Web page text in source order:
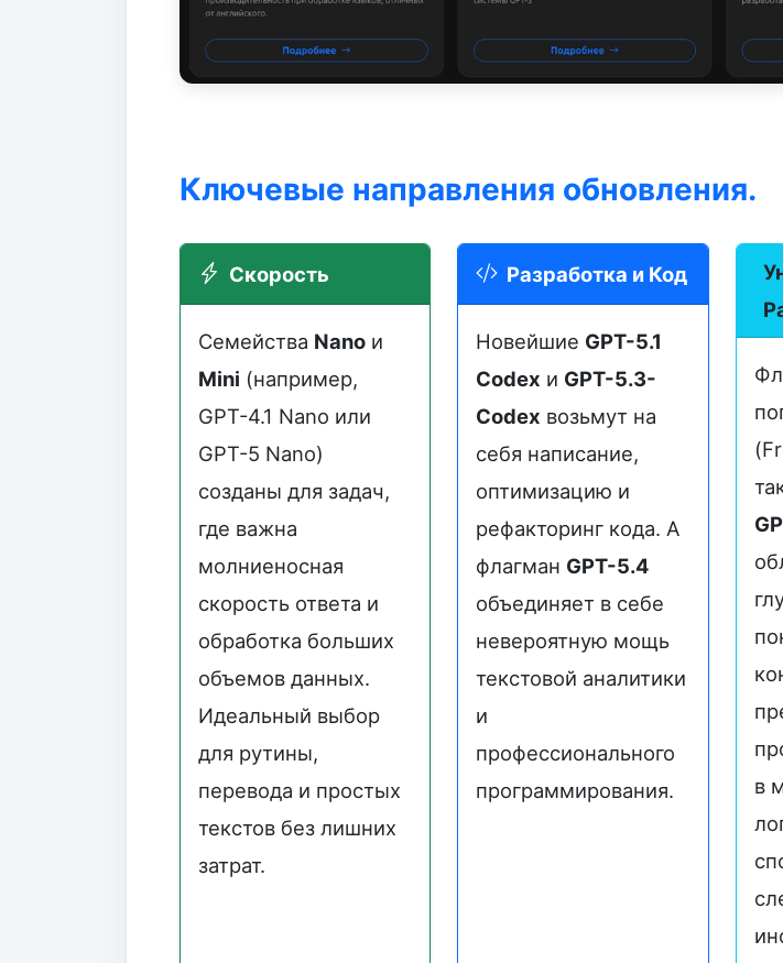
Ключевые направления обновления.
Скорость
Семейства Nano и
Mini (например,
GPT-4.1 Nano или
GPT-5 Nano)
созданы для задач,
где важна
молниеносная
скорость ответа и
обработка больших
объемов данных.
Идеальный выбор
для рутины,
перевода и простых
текстов без лишних
затрат.
Разработка и Код
Новейшие GPT-5.1
Codex и GPT-5.3-
Codex возьмут на
себя написание,
оптимизацию и
рефакторинг кода. А
флагман GPT-5.4
объединяет в себе
невероятную мощь
текстовой аналитики
и
профессионального
программирования.
в